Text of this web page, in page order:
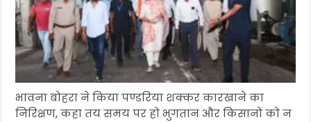
भावना बोहरा ने किया पण्डरिया शक्कर कारखाने का
निरिक्षण, कहा तय समय पर हो भुगतान और किसानों को न